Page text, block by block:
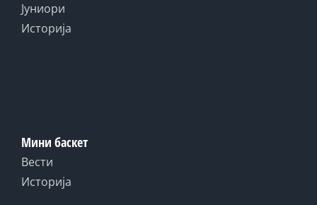
Јуниори
Историја
Мини баскет
Вести
Историја